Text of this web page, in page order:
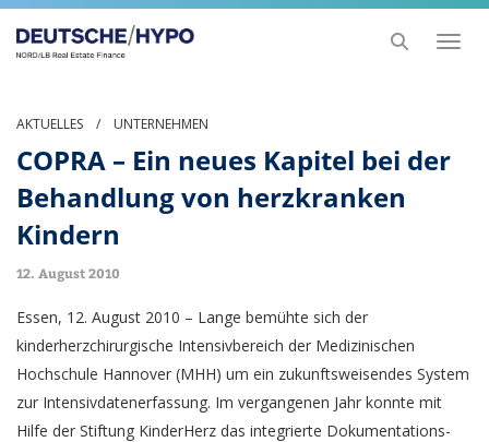
Toggle
AKTUELLES / UNTERNEHMEN
COPRA – Ein neues Kapitel bei der
Behandlung von herzkranken
Kindern
12. August 2010
Essen, 12. August 2010 – Lange bemühte sich der
kinderherzchirurgische Intensivbereich der Medizinischen
Hochschule Hannover (MHH) um ein zukunftsweisendes System
zur Intensivdatenerfassung. Im vergangenen Jahr konnte mit
Hilfe der Stiftung KinderHerz das integrierte Dokumentations-